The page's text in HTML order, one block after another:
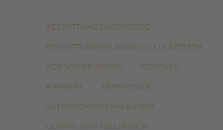
BESTATTUNGSVORSORGE
BESTATTUNGSPLANUNG ZU LEBZEITEN
VORSORGE HEUTE KONTAKT
ANFAHRT IMPRESSUM
DATENSCHUTZERKLÄRUNG
COOKIE-EINSTELLUNGEN